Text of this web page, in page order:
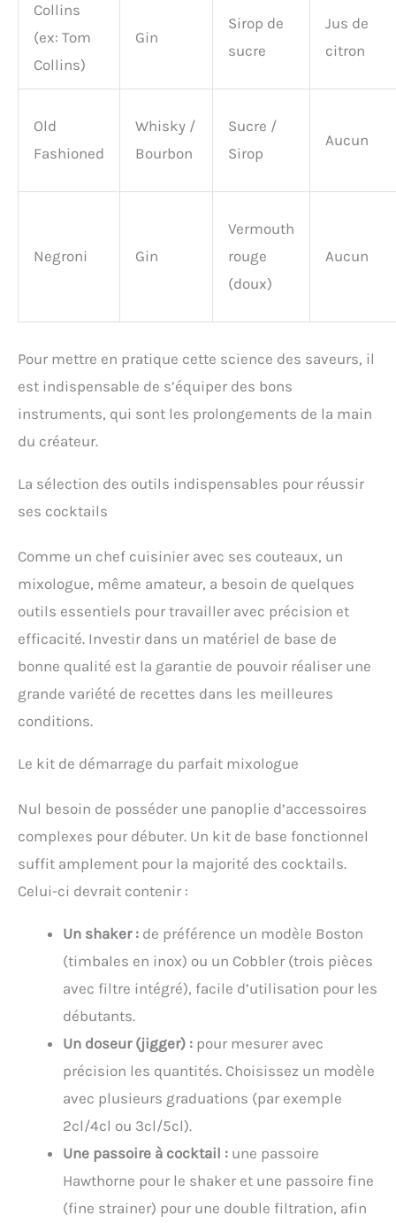
Collins
(ex: Tom
Collins)
Gin
Sirop de
sucre
Jus de
citron
Old
Fashioned
Whisky /
Bourbon
Sucre /
Sirop
Aucun
Negroni Gin
Vermouth
rouge
(doux)
Aucun
Pour mettre en pratique cette science des saveurs, il
est indispensable de s’équiper des bons
instruments, qui sont les prolongements de la main
du créateur.
La sélection des outils indispensables pour réussir
ses cocktails
Comme un chef cuisinier avec ses couteaux, un
mixologue, même amateur, a besoin de quelques
outils essentiels pour travailler avec précision et
efficacité. Investir dans un matériel de base de
bonne qualité est la garantie de pouvoir réaliser une
grande variété de recettes dans les meilleures
conditions.
Le kit de démarrage du parfait mixologue
Nul besoin de posséder une panoplie d’accessoires
complexes pour débuter. Un kit de base fonctionnel
suffit amplement pour la majorité des cocktails.
Celui-ci devrait contenir :
Un shaker : de préférence un modèle Boston
(timbales en inox) ou un Cobbler (trois pièces
avec filtre intégré), facile d’utilisation pour les
débutants.
Un doseur (jigger) : pour mesurer avec
précision les quantités. Choisissez un modèle
avec plusieurs graduations (par exemple
2cl/4cl ou 3cl/5cl).
Une passoire à cocktail : une passoire
Hawthorne pour le shaker et une passoire fine
(fine strainer) pour une double filtration, afin